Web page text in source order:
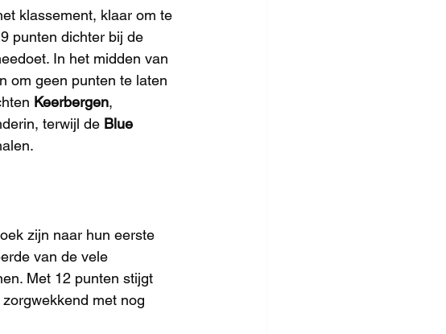
klassement, klaar om te
punten dichter bij de
In het midden van
om geen punten te laten
Keerbergen,
terwijl de Blue
zijn naar hun eerste
van de vele
Met 12 punten stijgt
met nog